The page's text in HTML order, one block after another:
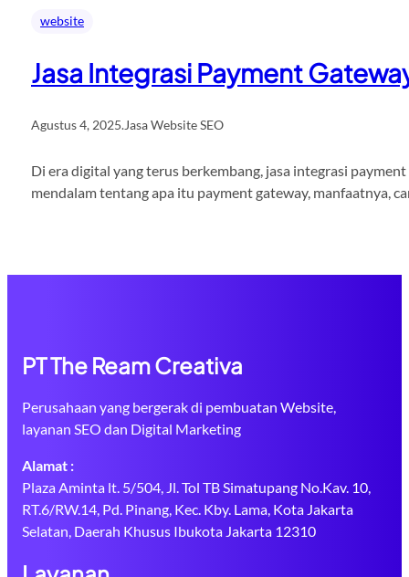
website
Jasa Integrasi Payment
Agustus 4, 2025.Jasa Website SEO
Di era digital yang terus berkembang, jasa integrasi
mendalam tentang apa itu payment gateway, manfaatnya,
PT The Ream Creativa
Perusahaan yang bergerak di pembuatan Website,
layanan SEO dan Digital Marketing
Alamat :
Plaza Aminta lt. 5/504, Jl. Tol TB Simatupang No.Kav. 10,
RT.6/RW.14, Pd. Pinang, Kec. Kby. Lama, Kota Jakarta
Selatan, Daerah Khusus Ibukota Jakarta 12310